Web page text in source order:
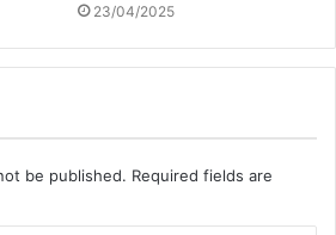
23/04/2025
be published. Required fields are